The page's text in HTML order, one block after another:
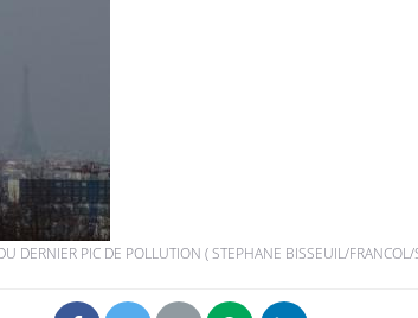
DERNIER PIC DE POLLUTION ( STEPHANE BISSEUIL/FRANCOL/